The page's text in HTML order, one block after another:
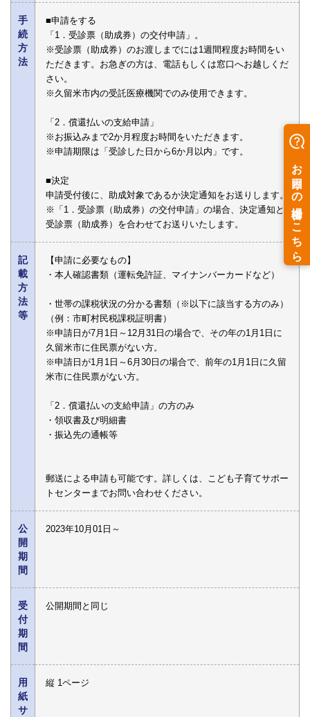
手
続
方
法
■申請をする
「1．受診票（助成券）の交付申請」。
※受診票（助成券）のお渡しまでには1週間程度お時間をい
ただきます。お急ぎの方は、電話もしくは窓口へお越しくだ
さい。
※久留米市内の受託医療機関でのみ使用できます。
「2．償還払いの支給申請」
※お振込みまで2か月程度お時間をいただきます。
※申請期限は「受診した日から6か月以内」です。
■決定
申請受付後に、助成対象であるか決定通知をお送りします。
※「1．受診票（助成券）の交付申請」の場合、決定通知と
受診票（助成券）を合わせてお送りいたします。
記
載
方
法
等
【申請に必要なもの】
・本人確認書類（運転免許証、マイナンバーカードなど）
・世帯の課税状況の分かる書類（※以下に該当する方のみ）
（例：市町村民税課税証明書）
※申請日が7月1日～12月31日の場合で、その年の1月1日に
久留米市に住民票がない方。
※申請日が1月1日～6月30日の場合で、前年の1月1日に久留
米市に住民票がない方。
「2．償還払いの支給申請」の方のみ
・領収書及び明細書
・振込先の通帳等
郵送による申請も可能です。詳しくは、こども子育てサポー
トセンターまでお問い合わせください。
公
開
期
間
2023年10月01日～
受
付
期
間
公開期間と同じ
用
紙
サ
縦 1ページ